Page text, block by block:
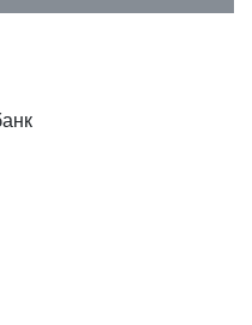
меня на этом